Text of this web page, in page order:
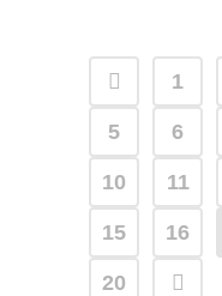
1
5 6
10 11
15 16
20